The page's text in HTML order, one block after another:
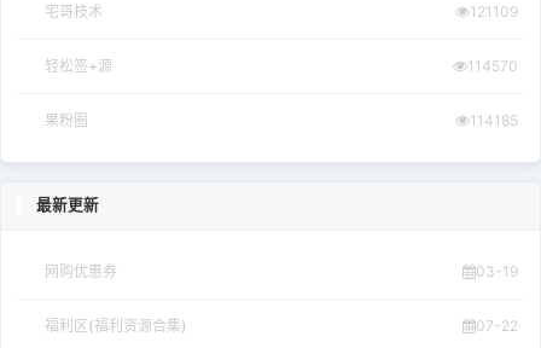
宅哥技术 121109
轻松签+源 114570
果粉圈 114185
最新更新
网购优惠券 03-19
福利区(福利资源合集) 07-22